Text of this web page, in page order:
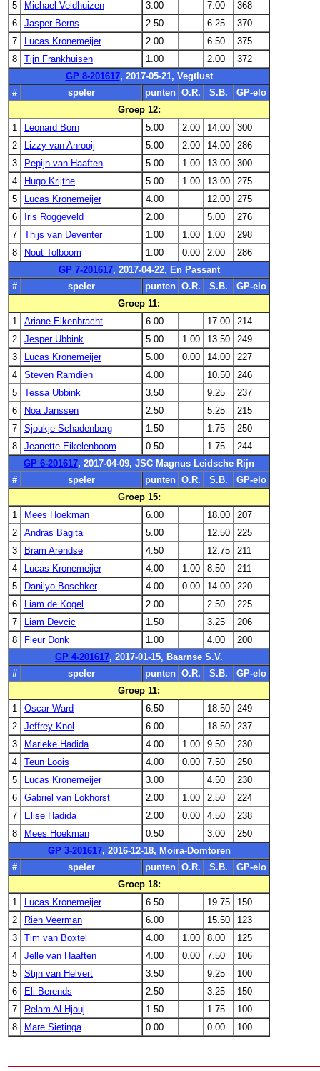
5 Michael Veldhuizen 3.00 7.00
368
6
Jasper Berns 2.50 6.25
370
7
Lucas Kronemeijer 2.00 6.50
375
8
Tijn Frankhuisen 1.00 2.00
372
GP 8-201617, 2017-05-21, Vegtlust
#
speler punten O.R. S.B.
GP-elo
Groep 12:
1
Leonard Born 5.00 2.00 14.00
300
2
Lizzy van Anrooij 5.00 2.00 14.00
286
3
Pepijn van Haaften 5.00 1.00 13.00
300
4
Hugo Krijthe 5.00 1.00 13.00
275
5
Lucas Kronemeijer 4.00 12.00
275
6
Iris Roggeveld 2.00 5.00
276
7
Thijs van Deventer 1.00 1.00 1.00
298
8
Nout Tolboom 1.00 0.00 2.00
286
GP 7-201617, 2017-04-22, En Passant
#
speler punten O.R. S.B.
GP-elo
Groep 11:
1
Ariane Elkenbracht 6.00 17.00
214
2
Jesper Ubbink 5.00 1.00 13.50
249
3
Lucas Kronemeijer 5.00 0.00 14.00
227
4
Steven Ramdien 4.00 10.50
246
5
Tessa Ubbink 3.50 9.25
237
6
Noa Janssen 2.50 5.25
215
7
Sjoukje Schadenberg 1.50 1.75
250
8
Jeanette Eikelenboom 0.50 1.75
244
GP 6-201617, 2017-04-09, JSC Magnus Leidsche Rijn
#
speler punten O.R. S.B.
GP-elo
Groep 15:
1
Mees Hoekman 6.00 18.00
207
2
Andras Bagita 5.00 12.50
225
3
Bram Arendse 4.50 12.75
211
4
Lucas Kronemeijer 4.00 1.00 8.50
211
5
Danilyo Boschker 4.00 0.00 14.00
220
6
Liam de Kogel 2.00 2.50
225
7
Liam Devcic 1.50 3.25
206
8
Fleur Donk 1.00 4.00
200
GP 4-201617, 2017-01-15, Baarnse S.V.
#
speler punten O.R. S.B.
GP-elo
Groep 11:
1
Oscar Ward 6.50 18.50
249
2
Jeffrey Knol 6.00 18.50
237
3
Marieke Hadida 4.00 1.00 9.50
230
4
Teun Loois 4.00 0.00 7.50
250
5
Lucas Kronemeijer 3.00 4.50
230
6
Gabriel van Lokhorst 2.00 1.00 2.50
224
7
Elise Hadida 2.00 0.00 4.50
238
8
Mees Hoekman 0.50 3.00
250
GP 3-201617, 2016-12-18, Moira-Domtoren
#
speler punten O.R. S.B.
GP-elo
Groep 18:
1
Lucas Kronemeijer 6.50 19.75
150
2
Rien Veerman 6.00 15.50
123
3
Tim van Boxtel 4.00 1.00 8.00
125
4
Jelle van Haaften 4.00 0.00 7.50
106
5
Stijn van Helvert 3.50 9.25
100
6
Eli Berends 2.50 3.25
150
7
Relam Al Hjouj 1.50 1.75
100
8
Mare Sietinga 0.00 0.00 100